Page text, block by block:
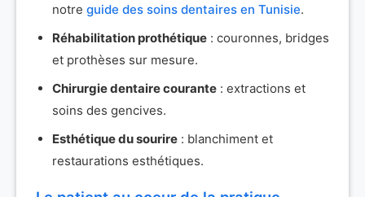
notre guide des soins dentaires en Tunisie.
Réhabilitation prothétique : couronnes, bridges
et prothèses sur mesure.
Chirurgie dentaire courante : extractions et
soins des gencives.
Esthétique du sourire : blanchiment et
restaurations esthétiques.